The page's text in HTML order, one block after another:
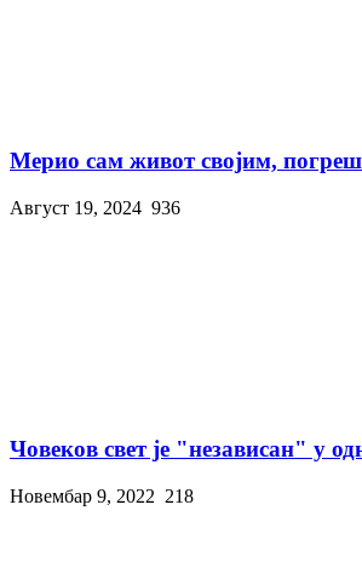
Мерио сам живот својим,
Август 19, 2024 936
Човеков свет је "независан" у
Новембар 9, 2022 218